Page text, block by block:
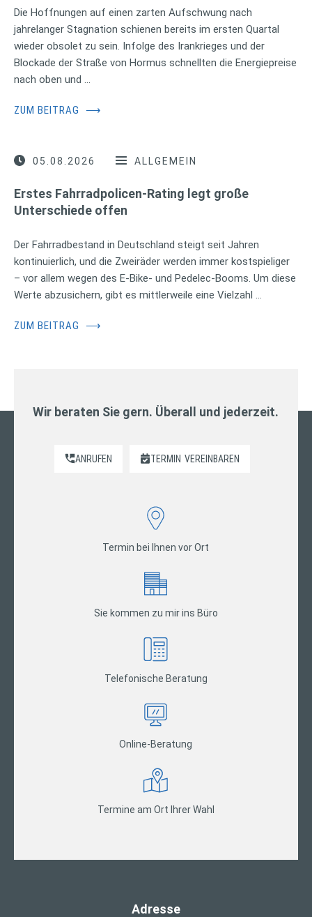
Die Hoffnungen auf einen zarten Aufschwung nach
jahrelanger Stagnation schienen bereits im ersten Quartal
wieder obsolet zu sein. Infolge des Irankrieges und der
Blockade der Straße von Hormus schnellten die Energiepreise
nach oben und …
ZUM BEITRAG ⟶
05.08.2026 ALLGEMEIN
Erstes Fahrradpolicen-Rating legt große
Unterschiede offen
Der Fahrradbestand in Deutschland steigt seit Jahren
kontinuierlich, und die Zweiräder werden immer kostspieliger
– vor allem wegen des E-Bike- und Pedelec-Booms. Um diese
Werte abzusichern, gibt es mittlerweile eine Vielzahl …
ZUM BEITRAG ⟶
Wir beraten Sie gern. Überall und jederzeit.
ANRUFEN TERMIN VEREINBAREN
Termin bei Ihnen vor Ort
Sie kommen zu mir ins Büro
Telefonische Beratung
Online-Beratung
Termine am Ort Ihrer Wahl
Adresse